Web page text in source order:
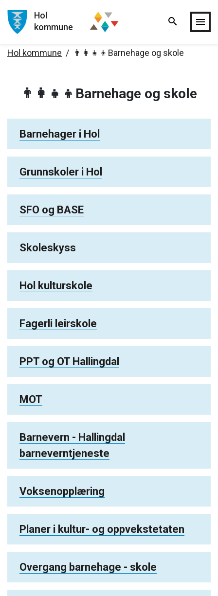
Hopp til hovedinnholdet
Hol
kommune
search menu
Hol kommune 👨‍👩‍👧‍👦Barnehage og skole
👨‍👩‍👧‍👦Barnehage og skole
Barnehager i Hol
Grunnskoler i Hol
SFO og BASE
Skoleskyss
Hol kulturskole
Fagerli leirskole
PPT og OT Hallingdal
MOT
Barnevern - Hallingdal
barneverntjeneste
Voksenopplæring
Planer i kultur- og oppvekstetaten
Overgang barnehage - skole